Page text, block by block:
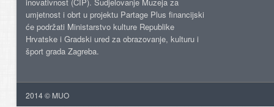
umjetnost i obrt u projektu Partage Plus financijski
će podržati Ministarstvo kulture Republike
Hrvatske i Gradski ured za obrazovanje, kulturu i
šport grada Zagreba.
2014 © MUO